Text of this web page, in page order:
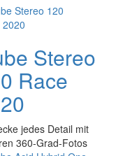
Stereo
Race
jedes Detail mit
360-Grad-Fotos